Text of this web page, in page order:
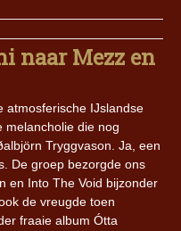
naar Mezz en
atmosferische IJslandse
melancholie die nog
Tryggvason. Ja, een
De groep bezorgde ons
en Into The Void bijzonder
de vreugde toen
fraaie album Ótta